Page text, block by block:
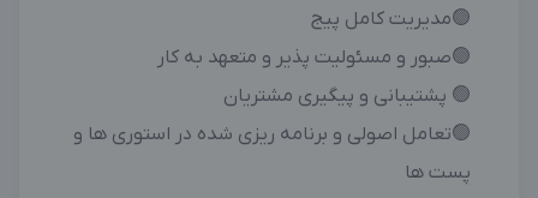
🟢مدیریت کامل پیج
🟢صبور و مسئولیت پذیر و متعهد به کار
🟢 پشتیبانی و پیگیری مشتریان
🟢تعامل اصولی و برنامه ریزی شده در استوری ها و
پست ها